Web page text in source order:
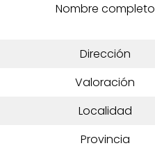
Nombre completo
Dirección
Valoración
Localidad
Provincia